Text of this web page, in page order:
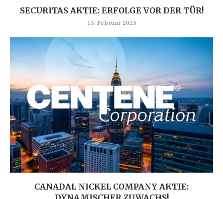
SECURITAS AKTIE: ERFOLGE VOR DER TÜR!
15. Februar 2025
CANADAL NICKEL COMPANY AKTIE: